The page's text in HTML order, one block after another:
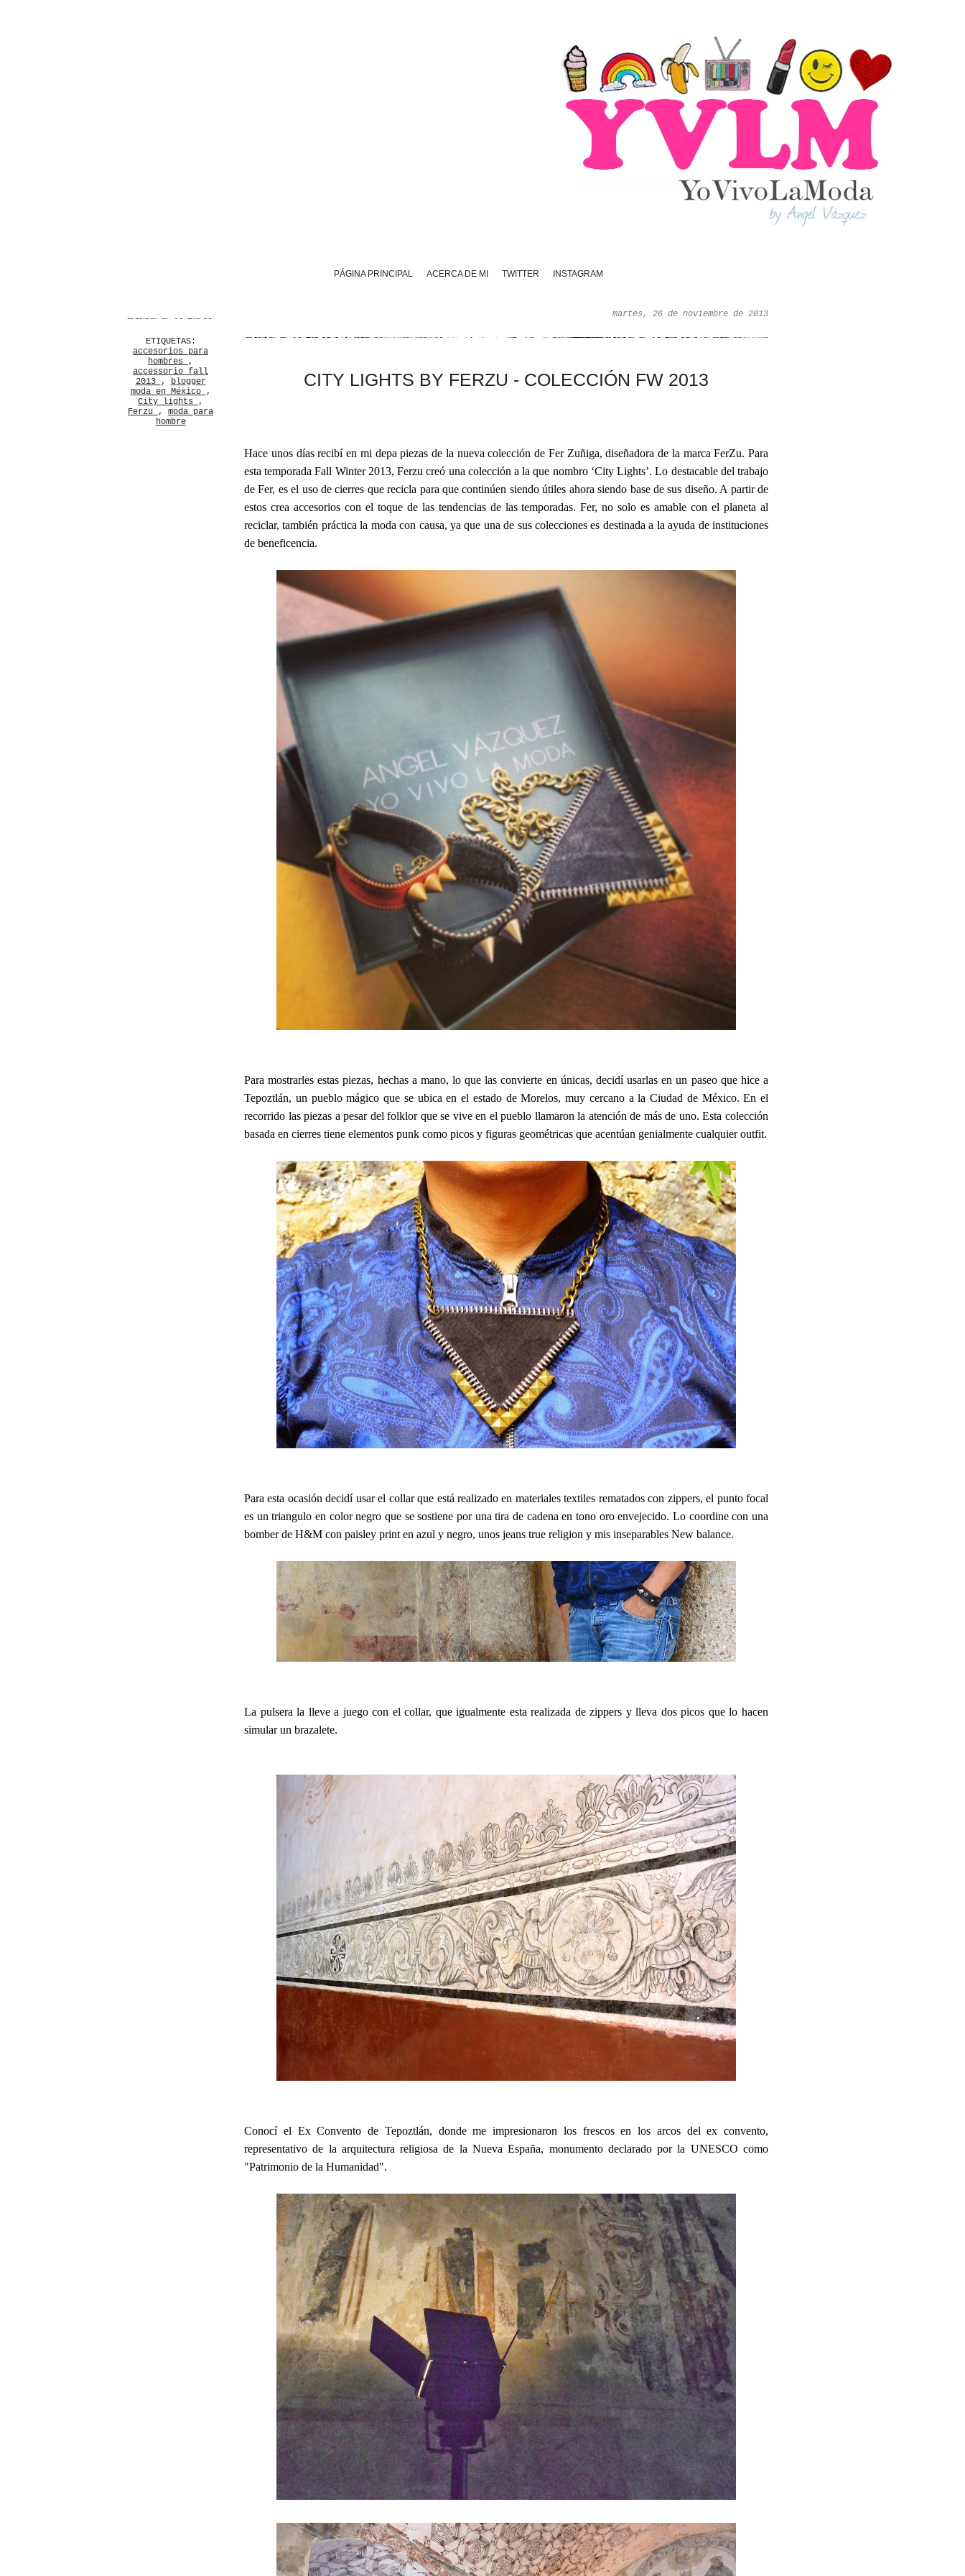
PÁGINA PRINCIPAL ACERCA DE MI TWITTER INSTAGRAM
martes, 26 de noviembre de 2013
CITY LIGHTS BY FERZU - COLECCIÓN FW 2013
ETIQUETAS:
accesorios para
hombres ,
accessorio fall
2013 ,
blogger
moda en México ,
City lights ,
Ferzu , moda para
hombre
Hace unos días recibí en mi depa piezas de la nueva colección de Fer Zuñiga, diseñadora de la marca FerZu. Para
esta temporada Fall Winter 2013, Ferzu creó una colección a la que nombro ‘City Lights’. Lo destacable del trabajo
de Fer, es el uso de cierres que recicla para que continúen siendo útiles ahora siendo base de sus diseño. A partir de
estos crea accesorios con el toque de las tendencias de las temporadas. Fer, no solo es amable con el planeta al
reciclar, también práctica la moda con causa, ya que una de sus colecciones es destinada a la ayuda de instituciones
de beneficencia.
Para mostrarles estas piezas, hechas a mano, lo que las convierte en únicas, decidí usarlas en un paseo que hice a
Tepoztlán, un pueblo mágico que se ubica en el estado de Morelos, muy cercano a la Ciudad de México. En el
recorrido las piezas a pesar del folklor que se vive en el pueblo llamaron la atención de más de uno. Esta colección
basada en cierres tiene elementos punk como picos y figuras geométricas que acentúan genialmente cualquier outfit.
Para esta ocasión decidí usar el collar que está realizado en materiales textiles rematados con zippers, el punto focal
es un triangulo en color negro que se sostiene por una tira de cadena en tono oro envejecido. Lo coordine con una
bomber de H&M con paisley print en azul y negro, unos jeans true religion y mis inseparables New balance.
La pulsera la lleve a juego con el collar, que igualmente esta realizada de zippers y lleva dos picos que lo hacen
simular un brazalete.
Conocí el Ex Convento de Tepoztlán, donde me impresionaron los frescos en los arcos del ex convento,
representativo de la arquitectura religiosa de la Nueva España, monumento declarado por la UNESCO como
"Patrimonio de la Humanidad".